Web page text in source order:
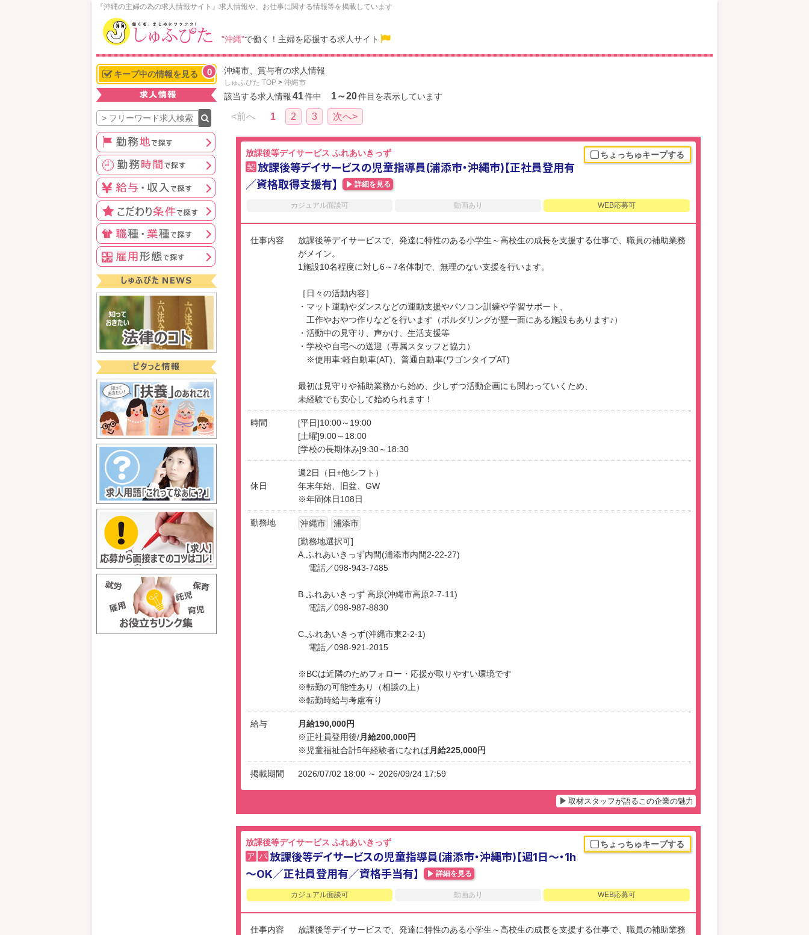
『沖縄の主婦の為の求人情報サイト』求人情報や、お仕事に関する情報等を掲載しています
"沖縄"で働く！主婦を応援する求人サイト
沖縄市、賞与有の求人情報
しゅふぴた TOP > 沖縄市
該当する求人情報41件中 1～20件目を表示しています
<前へ 1 2 3 次へ>
ちょっちゅキープする
放課後等デイサービス ふれあいきっず
契 放課後等デイサービスの児童指導員(浦添市・沖縄市)【正社員登用有
／資格取得支援有】
詳細を見る
カジュアル面談可 動画あり WEB応募可
仕事内容
放課後等デイサービスで、発達に特性のある小学生～高校生の成長を支援する仕事で、職員の補助業務
がメイン。
1施設10名程度に対し6～7名体制で、無理のない支援を行います。
［日々の活動内容］
・マット運動やダンスなどの運動支援やパソコン訓練や学習サポート、
工作やおやつ作りなどを行います（ボルダリングが壁一面にある施設もあります♪）
・活動中の見守り、声かけ、生活支援等
・学校や自宅への送迎（専属スタッフと協力）
※使用車:軽自動車(AT)、普通自動車(ワゴンタイプAT)
最初は見守りや補助業務から始め、少しずつ活動企画にも関わっていくため、
未経験でも安心して始められます！
時間
[平日]10:00～19:00
[土曜]9:00～18:00
[学校の長期休み]9:30～18:30
休日
週2日（日+他シフト）
年末年始、旧盆、GW
※年間休日108日
勤務地 沖縄市
浦添市
[勤務地選択可]
A.ふれあいきっず内間(浦添市内間2-22-27)
電話／098-943-7485
B.ふれあいきっず 高原(沖縄市高原2-7-11)
電話／098-987-8830
C.ふれあいきっず(沖縄市東2-2-1)
電話／098-921-2015
※BCは近隣のためフォロー・応援が取りやすい環境です
※転勤の可能性あり（相談の上）
※転勤時給与考慮有り
給与
月給190,000円
※正社員登用後/月給200,000円
※児童福祉合計5年経験者になれば月給225,000円
掲載期間 2026/07/02 18:00 ～ 2026/09/24 17:59
取材スタッフが語るこの企業の魅力
ちょっちゅキープする
放課後等デイサービス ふれあいきっず
ア パ 放課後等デイサービスの児童指導員(浦添市・沖縄市)【週1日～・1h
～OK／正社員登用有／資格手当有】
詳細を見る
カジュアル面談可 動画あり WEB応募可
仕事内容
放課後等デイサービスで、発達に特性のある小学生～高校生の成長を支援する仕事で、職員の補助業務
キープ中の情報を見る 0